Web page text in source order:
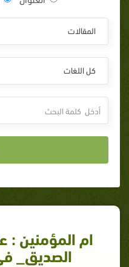
المقالات
كل اللغات
ام المؤمنين :
الصديق_